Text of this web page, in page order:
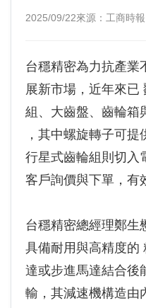
2025/09/22來源：工商時報
台穩精密為力抗產業
展新市場，近年來已
組、大齒盤、齒輪箱
，其中螺旋轉子可提
行星式齒輪組則切入
客戶詢價與下單，有
台穩精密總經理鄭生
具備耐用與高精度的
達或步進馬達結合後
輸，其減速機構造由